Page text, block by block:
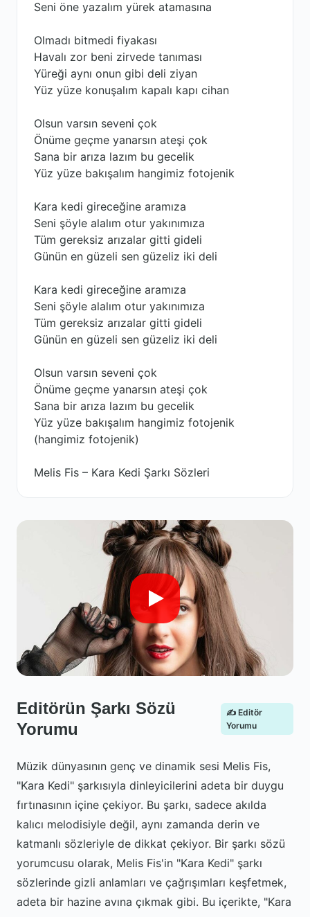
Seni öne yazalım yürek atamasına
Olmadı bitmedi fiyakası
Havalı zor beni zirvede tanıması
Yüreği aynı onun gibi deli ziyan
Yüz yüze konuşalım kapalı kapı cihan
Olsun varsın seveni çok
Önüme geçme yanarsın ateşi çok
Sana bir arıza lazım bu gecelik
Yüz yüze bakışalım hangimiz fotojenik
Kara kedi gireceğine aramıza
Seni şöyle alalım otur yakınımıza
Tüm gereksiz arızalar gitti gideli
Günün en güzeli sen güzeliz iki deli
Kara kedi gireceğine aramıza
Seni şöyle alalım otur yakınımıza
Tüm gereksiz arızalar gitti gideli
Günün en güzeli sen güzeliz iki deli
Olsun varsın seveni çok
Önüme geçme yanarsın ateşi çok
Sana bir arıza lazım bu gecelik
Yüz yüze bakışalım hangimiz fotojenik
(hangimiz fotojenik)
Melis Fis – Kara Kedi Şarkı Sözleri
Editörün Şarkı Sözü
Yorumu
✍️ Editör
Yorumu
Müzik dünyasının genç ve dinamik sesi Melis Fis,
"Kara Kedi" şarkısıyla dinleyicilerini adeta bir duygu
fırtınasının içine çekiyor. Bu şarkı, sadece akılda
kalıcı melodisiyle değil, aynı zamanda derin ve
katmanlı sözleriyle de dikkat çekiyor. Bir şarkı sözü
yorumcusu olarak, Melis Fis'in "Kara Kedi" şarkı
sözlerinde gizli anlamları ve çağrışımları keşfetmek,
adeta bir hazine avına çıkmak gibi. Bu içerikte, "Kara